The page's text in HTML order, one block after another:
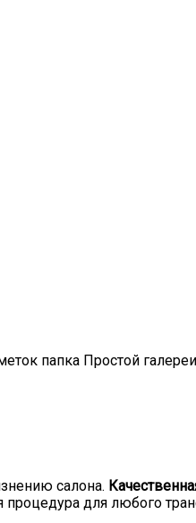
папка Простой
салона.
для любого